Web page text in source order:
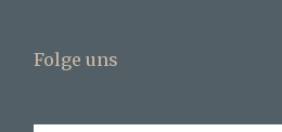
Folge uns